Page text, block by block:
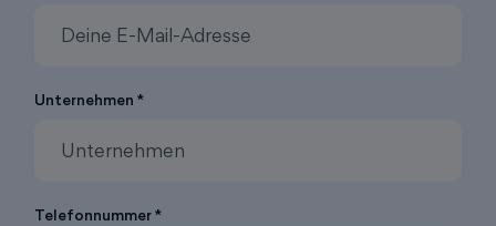
Unternehmen *
Telefonnummer *